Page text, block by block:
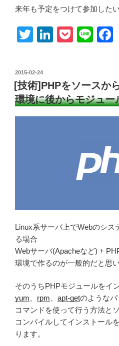
来年も予定をつけて参加した
T
tt
er
Li
e
dI
n
P
et
Li
投
稿
日:
2015-02-24
[技術]PHPをソースか
環境に後からモジュー
Linux系サーバ上でWebのシス
る場合
Webサーバ(Apacheなど) +
環境で作るのが一般的だと思い
そのうちPHPモジュールをイ
yum
rpm apt-getのような
コマンドを使って行う方法と
コンパイルしてインストール
ります。